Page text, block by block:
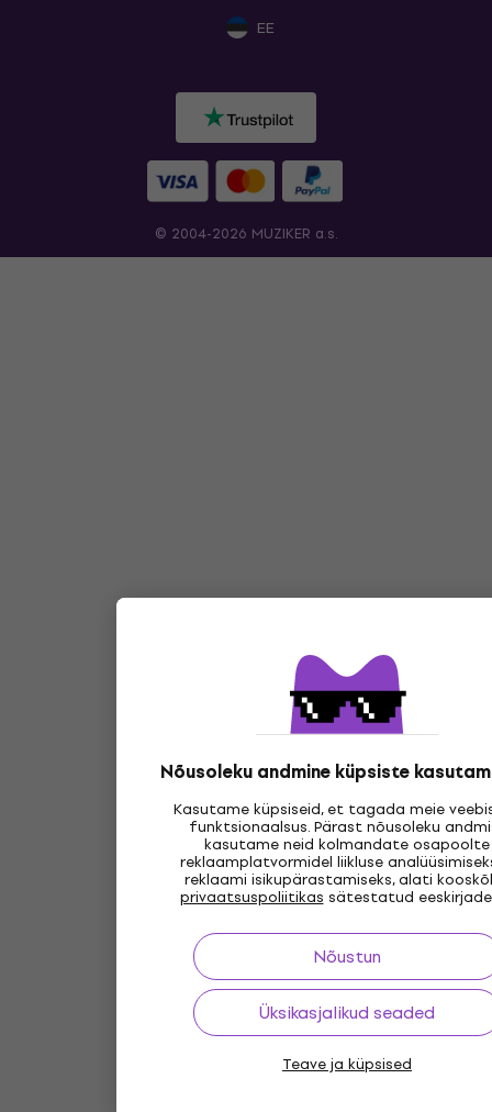
Nõusoleku andmine küpsiste
Kasutame küpsiseid, et tagada meie
funktsionaalsus. Pärast nõusoleku
kasutame neid kolmandate osapoolte
reklaamplatvormidel liikluse
reklaami isikupärastamiseks, alati
privaatsuspoliitikas sätestatud
Nõustun
Üksikasjalikud seaded
Teave ja küpsised
EE
© 2004-2026 MUZIKER a.s.